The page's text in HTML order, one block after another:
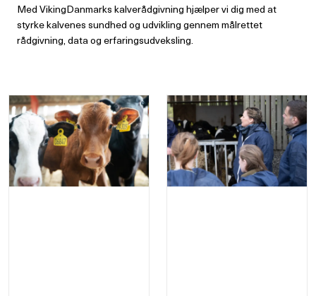
Med VikingDanmarks kalverådgivning hjælper vi dig med at
styrke kalvenes sundhed og udvikling gennem målrettet
rådgivning, data og erfaringsudveksling.